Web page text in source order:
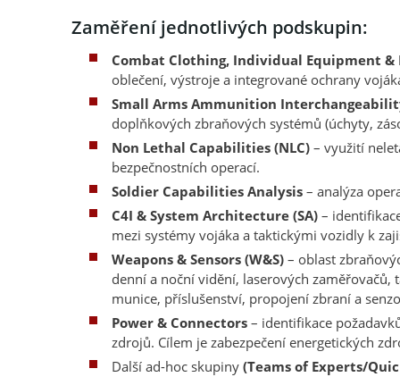
Zaměření jednotlivých podskupin:
Combat Clothing, Individual Equipment &
oblečení, výstroje a integrované ochrany
Small Arms Ammunition
doplňkových zbraňových systémů (úchyty,
Non Lethal Capabilities (NLC) – využití
bezpečnostních operací.
Soldier Capabilities Analysis – analýza
C4I & System Architecture (SA) –
mezi systémy vojáka a taktickými vozidly k
Weapons & Sensors (W&S) – oblast
denní a noční vidění, laserových
munice, příslušenství, propojení zbraní a
Power & Connectors – identifikace
zdrojů. Cílem je zabezpečení energetických
Další ad-hoc skupiny (Teams of Experts/